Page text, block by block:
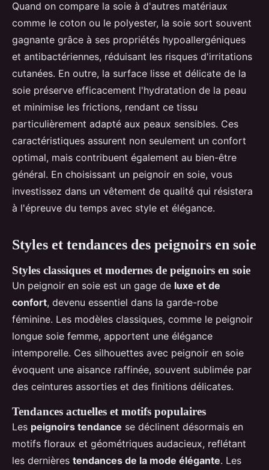
Quand on compare la soie à d'autres matériaux
comme le coton ou le polyester, la soie sort souvent
gagnante grâce à ses propriétés hypoallergéniques
et antibactériennes, réduisant les risques d'irritations
cutanées. En outre, la surface lisse et délicate de la
soie préserve efficacement l'hydratation de la peau
et minimise les frictions, rendant ce tissu
particulièrement adapté aux peaux sensibles. Ces
caractéristiques assurent non seulement un confort
optimal, mais contribuent également au bien-être
général. En choisissant un peignoir en soie, vous
investissez dans un vêtement de qualité qui résistera
à l'épreuve du temps avec style et élégance.
Styles et tendances des peignoirs en soie
Styles classiques et modernes de peignoirs en soie
Un peignoir en soie est un gage de luxe et de
confort, devenu essentiel dans la garde-robe
féminine. Les modèles classiques, comme le peignoir
longue soie femme, apportent une élégance
intemporelle. Ces silhouettes avec peignoir en soie
évoquent une aisance raffinée, souvent sublimée par
des ceintures assorties et des finitions délicates.
Tendances actuelles et motifs populaires
Les peignoirs tendance se déclinent désormais en
motifs floraux et géométriques audacieux, reflétant
les dernières tendances de la mode élégante. Les